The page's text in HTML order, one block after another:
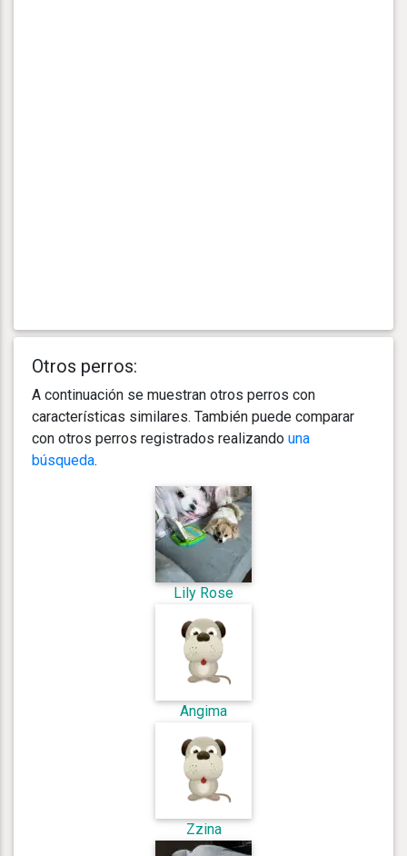
Otros perros:
A continuación se muestran otros perros con
características similares. También puede comparar
con otros perros registrados realizando una
búsqueda.
Lily Rose
Angima
Zzina